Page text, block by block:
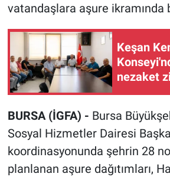
vatandaşlara aşure ikramında
Keşan
nezaket
BURSA (İGFA) - Bursa
Sosyal Hizmetler Dairesi
koordinasyonunda şehrin 28
planlanan aşure dağıtımları,